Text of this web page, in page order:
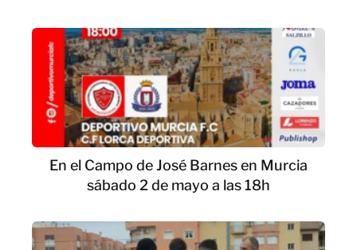
En el Campo de José Barnes en Murcia
sábado 2 de mayo a las 18h